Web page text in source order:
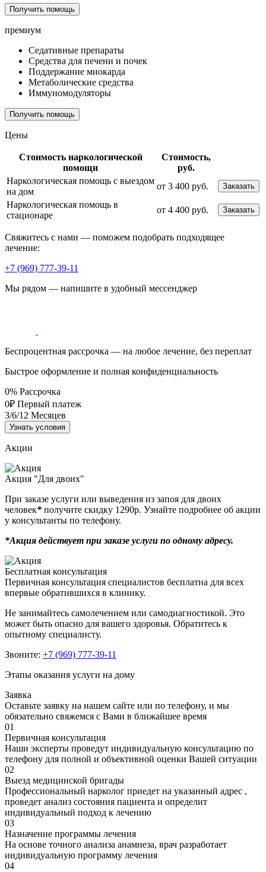
Получить помощь
премиум
Седативные препараты
Средства для печени и почек
Поддержание миокарда
Метаболические средства
Иммуномодуляторы
Получить помощь
Цены
Стоимость наркологической
помощи
Стоимость,
руб.
Наркологическая помощь с выездом
на дом
от 3 400 руб. Заказать
Наркологическая помощь в
стационаре
от 4 400 руб. Заказать
Свяжитесь с нами — поможем подобрать подходящее
лечение:
+7 (969) 777-39-11
Мы рядом — напишите в удобный мессенджер
Беспроцентная рассрочка — на любое лечение, без переплат
Быстрое оформление и полная конфиденциальность
0% Рассрочка
0₽ Первый платеж
3/6/12 Месяцев
Узнать условия
Акции
Акция "Для двоих"
При заказе услуги или выведения из запоя для двоих
человек* получите скидку 1290р. Узнайте подробнее об акции
у консультанты по телефону.
*Акция действует при заказе услуги по одному адресу.
Бесплатная консультация
Первичная консультация специалистов бесплатна для всех
впервые обратившихся в клинику.
Не занимайтесь самолечением или самодиагностикой. Это
может быть опасно для вашего здоровья. Обратитесь к
опытному специалисту.
Звоните: +7 (969) 777-39-11
Этапы оказания услуги на дому
Заявка
Оставьте заявку на нашем сайте или по телефону, и мы
обязательно свяжемся с Вами в ближайшее время
01
Первичная консультация
Наши эксперты проведут индивидуальную консультацию по
телефону для полной и объективной оценки Вашей ситуации
02
Выезд медицинской бригады
Профессиональный нарколог приедет на указанный адрес ,
проведет анализ состояния пациента и определит
индивидуальный подход к лечению
03
Назначение программы лечения
На основе точного анализа анамнеза, врач разработает
индивидуальную программу лечения
04